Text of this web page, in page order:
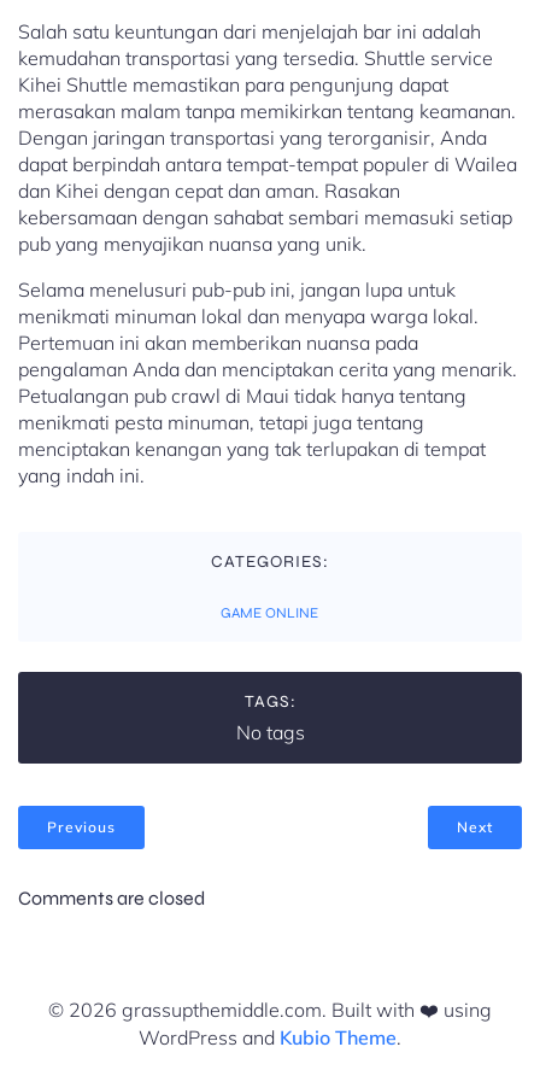
Salah satu keuntungan dari menjelajah bar ini adalah
kemudahan transportasi yang tersedia. Shuttle service
Kihei Shuttle memastikan para pengunjung dapat
merasakan malam tanpa memikirkan tentang keamanan.
Dengan jaringan transportasi yang terorganisir, Anda
dapat berpindah antara tempat-tempat populer di Wailea
dan Kihei dengan cepat dan aman. Rasakan
kebersamaan dengan sahabat sembari memasuki setiap
pub yang menyajikan nuansa yang unik.
Selama menelusuri pub-pub ini, jangan lupa untuk
menikmati minuman lokal dan menyapa warga lokal.
Pertemuan ini akan memberikan nuansa pada
pengalaman Anda dan menciptakan cerita yang menarik.
Petualangan pub crawl di Maui tidak hanya tentang
menikmati pesta minuman, tetapi juga tentang
menciptakan kenangan yang tak terlupakan di tempat
yang indah ini.
CATEGORIES:
GAME ONLINE
TAGS:
No tags
Previous Next
Comments are closed
© 2026 grassupthemiddle.com. Built with ❤️ using
WordPress and Kubio Theme.